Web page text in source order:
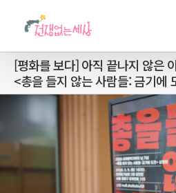
[평화를 보다] 아직 끝나지 않은
<총을 들지 않는 사람들: 금기에